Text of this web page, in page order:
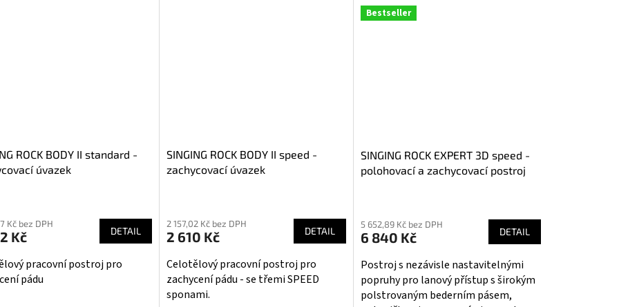
ROCK BODY II standard -
úvazek
Kč bez DPH
Kč DETAIL
pracovní postroj pro
pádu
SINGING ROCK BODY II speed -
zachycovací úvazek
produktu
je
5,0
z
5
2 157,02 Kč bez DPH
2 610 Kč DETAIL
Celotělový pracovní postroj pro
zachycení pádu - se třemi SPEED
sponami.
Bestseller
SINGING ROCK EXPERT 3D speed -
polohovací a zachycovací postroj
produktu
je
5,0
z
5
5 652,89 Kč bez DPH
6 840 Kč DETAIL
Postroj s nezávisle nastavitelnými
popruhy pro lanový přístup s širokým
polstrovaným bederním pásem,